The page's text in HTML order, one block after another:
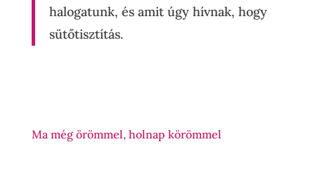
halogatunk, és amit úgy hívnak, hogy
sütőtisztítás.
Ma még örömmel, holnap körömmel